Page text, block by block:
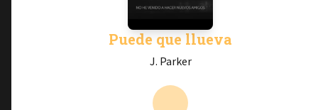
Puede que llueva
J. Parker